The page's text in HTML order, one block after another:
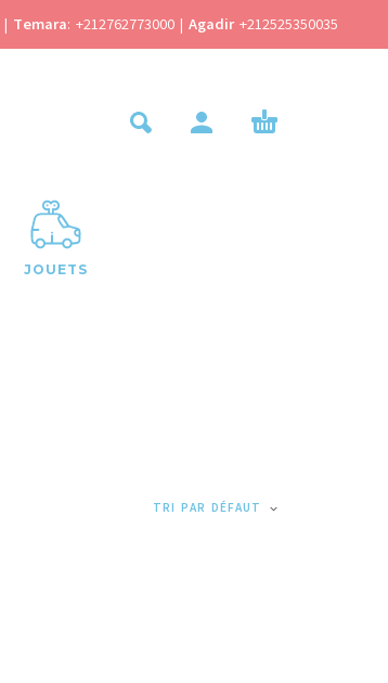
| Temara: +212762773000 | Agadir +212525350035
JOUETS
TRI PAR DÉFAUT